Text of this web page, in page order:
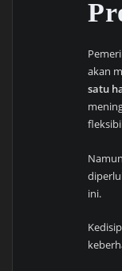
akan
satu
ini.